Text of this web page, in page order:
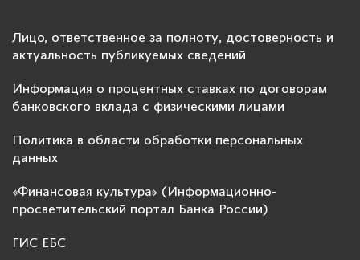
Лицо, ответственное за полноту, достоверность и
актуальность публикуемых сведений
Информация о процентных ставках по договорам
банковского вклада с физическими лицами
Политика в области обработки персональных
данных
«Финансовая культура» (Информационно-
просветительский портал Банка России)
ГИС ЕБС